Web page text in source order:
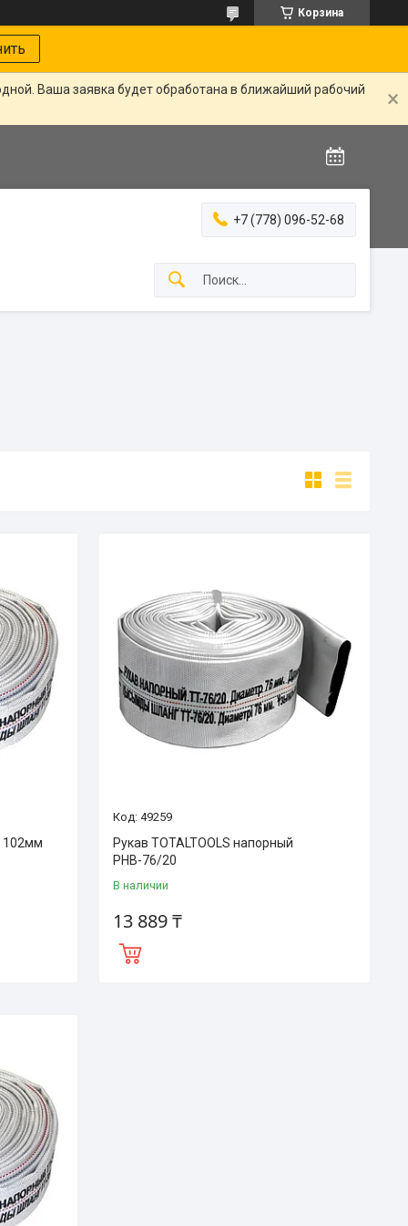
Корзина
Ваша заявка будет обработана в ближайший рабочий
+7 (778) 096-52-68
102мм
49259
Рукав TOTALTOOLS напорный
РНВ-76/20
В наличии
13 889 ₸